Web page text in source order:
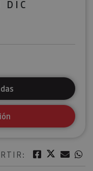
Facebook
Twitter
DIC